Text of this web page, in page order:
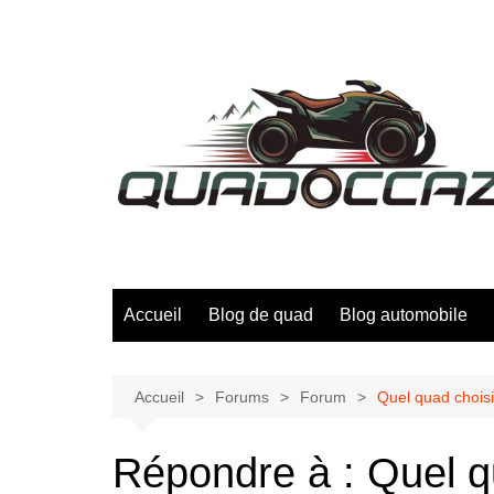
Accueil Blog de quad Blog automobile
Accueil Forums Forum Quel quad
Répondre à : Quel